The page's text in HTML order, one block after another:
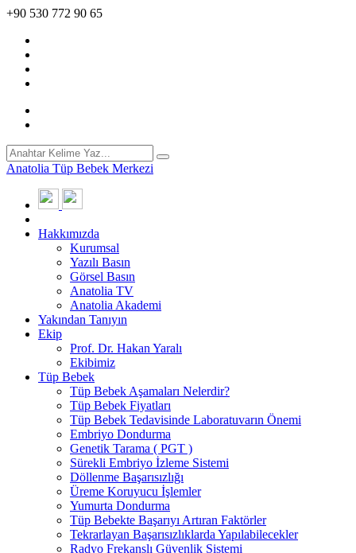
+90 530 772 90 65
Anatolia Tüp Bebek Merkezi
Hakkımızda
Kurumsal
Yazılı Basın
Görsel Basın
Anatolia TV
Anatolia Akademi
Yakından Tanıyın
Ekip
Prof. Dr. Hakan Yaralı
Ekibimiz
Tüp Bebek
Tüp Bebek Aşamaları Nelerdir?
Tüp Bebek Fiyatları
Tüp Bebek Tedavisinde Laboratuvarın Önemi
Embriyo Dondurma
Genetik Tarama ( PGT )
Sürekli Embriyo İzleme Sistemi
Döllenme Başarısızlığı
Üreme Koruyucu İşlemler
Yumurta Dondurma
Tüp Bebekte Başarıyı Artıran Faktörler
Tekrarlayan Başarısızlıklarda Yapılabilecekler
Radyo Frekanslı Güvenlik Sistemi